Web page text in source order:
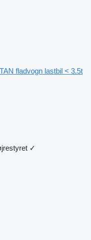
fladvogn lastbil < 3.5t
✓